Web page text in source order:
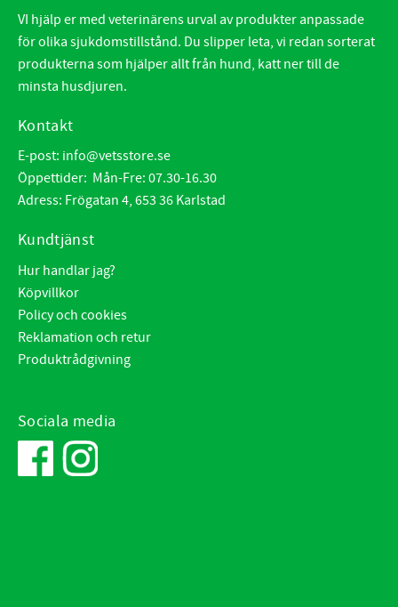
VI hjälp er med veterinärens urval av produkter anpassade
för olika sjukdomstillstånd. Du slipper leta, vi redan sorterat
produkterna som hjälper allt från hund, katt ner till de
minsta husdjuren.
Kontakt
E-post: info@vetsstore.se
Öppettider: Mån-Fre: 07.30-16.30
Adress: Frögatan 4, 653 36 Karlstad
Kundtjänst
Hur handlar jag?
Köpvillkor
Policy och cookies
Reklamation och retur
Produktrådgivning
Sociala media